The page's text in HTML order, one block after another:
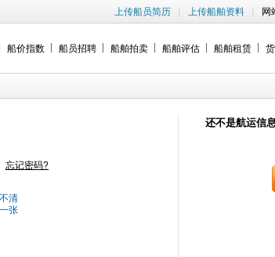
上传船员简历 | 上传船舶资料 | 网
船价指数 船员招聘 船舶拍卖 船舶评估 船舶租赁
忘记密码?
清
张
还不是航运信